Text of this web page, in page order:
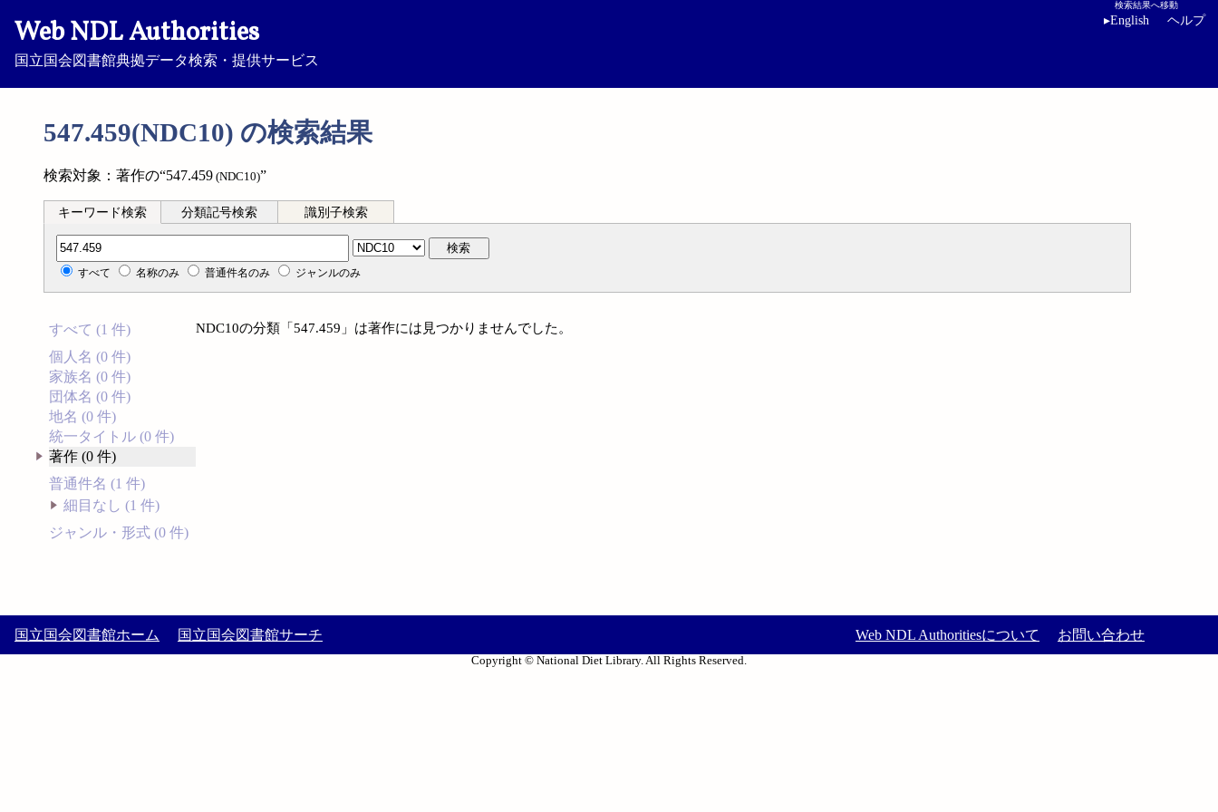
Web NDL Authorities
国立国会図書館典拠データ検索・提供サービス
検索結果へ移動
▸English ヘルプ
547.459(NDC10) の検索結果
検索対象：著作の“547.459 (NDC10)”
キーワード検索 分類記号検索 識別子検索
分類記号検索 検索
すべて 名称のみ 普通件名のみ ジャンルのみ
すべて (1 件)
個人名 (0 件)
家族名 (0 件)
団体名 (0 件)
地名 (0 件)
統一タイトル (0 件)
著作 (0 件)
普通件名 (1 件)
細目なし (1 件)
ジャンル・形式 (0 件)
NDC10の分類「547.459」は著作には見つかりませんでした。
国立国会図書館ホーム 国立国会図書館サーチ Web NDL Authoritiesについて お問い合わせ
Copyright © National Diet Library. All Rights Reserved.